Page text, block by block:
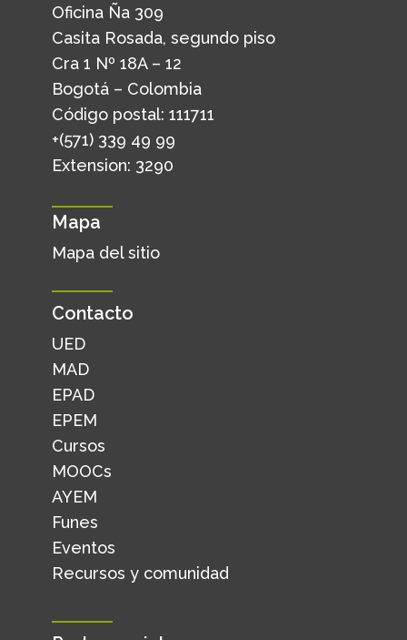
Oficina Ña 309
Casita Rosada, segundo piso
Cra 1 Nº 18A – 12
Bogotá – Colombia
Código postal: 111711
+(571) 339 49 99
Extension: 3290
Mapa
Mapa del sitio
Contacto
UED
MAD
EPAD
EPEM
Cursos
MOOCs
AYEM
Funes
Eventos
Recursos y comunidad